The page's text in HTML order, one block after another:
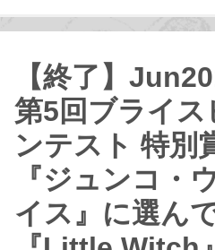
【終了】
第5回ブライス
ンテスト 特別
『ジュンコ・
イス』に選ん